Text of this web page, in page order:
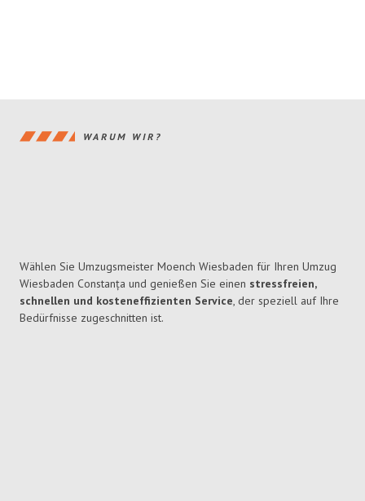
WARUM WIR?
Wählen Sie Umzugsmeister Moench Wiesbaden für Ihren Umzug
Wiesbaden Constanța und genießen Sie einen stressfreien,
schnellen und kosteneffizienten Service, der speziell auf Ihre
Bedürfnisse zugeschnitten ist.